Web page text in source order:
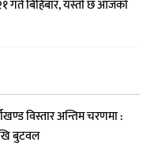
गते बिहिबार, यस्तो छ आजको
विस्तार अन्तिम चरणमा :
बुटवल